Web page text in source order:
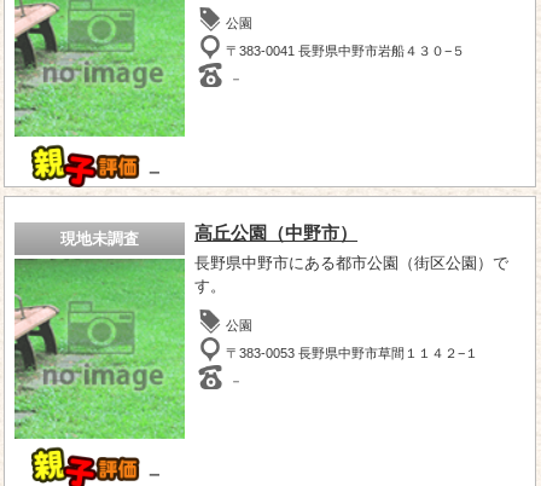
－
公園
〒383-0041 長野県中野市岩船４３０−５
－
現地未調査
－
高丘公園（中野市）
長野県中野市にある都市公園（街区公園）で
す。
公園
〒383-0053 長野県中野市草間１１４２−１
－